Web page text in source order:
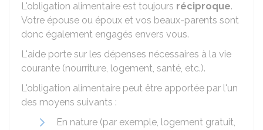
L'obligation alimentaire est toujours réciproque.
Votre épouse ou époux et vos beaux-parents sont
donc également engagés envers vous.
L'aide porte sur les dépenses nécessaires à la vie
courante (nourriture, logement, santé, etc.).
L'obligation alimentaire peut être apportée par l'un
des moyens suivants :
En nature (par exemple, logement gratuit,